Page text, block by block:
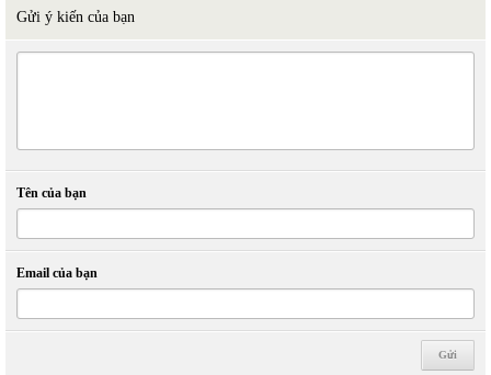
Gửi ý kiến của bạn
Tên của bạn
Email của bạn